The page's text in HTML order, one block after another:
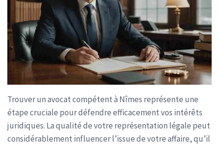
Trouver un avocat compétent à Nîmes représente une
étape cruciale pour défendre efficacement vos intérêts
juridiques. La qualité de votre représentation légale peut
considérablement influencer l’issue de votre affaire, qu’il